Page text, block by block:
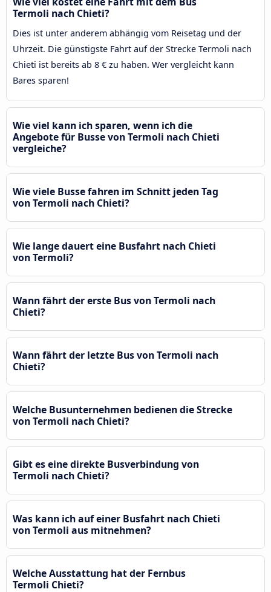
Termoli nach Chieti?
Dies ist unter anderem abhängig vom Reisetag und der
Uhrzeit. Die günstigste Fahrt auf der Strecke Termoli nach
Chieti ist bereits ab 8 € zu haben. Wer vergleicht kann
Bares sparen!
Wie viel kann ich sparen, wenn ich die
Angebote für Busse von Termoli nach Chieti
vergleiche?
Wie viele Busse fahren im Schnitt jeden Tag
von Termoli nach Chieti?
Wie lange dauert eine Busfahrt nach Chieti
von Termoli?
Wann fährt der erste Bus von Termoli nach
Chieti?
Wann fährt der letzte Bus von Termoli nach
Chieti?
Welche Busunternehmen bedienen die Strecke
von Termoli nach Chieti?
Gibt es eine direkte Busverbindung von
Termoli nach Chieti?
Was kann ich auf einer Busfahrt nach Chieti
von Termoli aus mitnehmen?
Welche Ausstattung hat der Fernbus
Termoli Chieti?